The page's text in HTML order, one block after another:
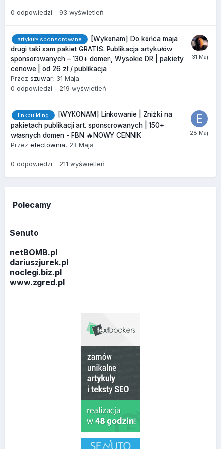
0 odpowiedzi 93 wyświetleń
artykuły sponsorowane
[Wykonam] Do końca maja
drugi taki sam pakiet GRATIS. Publikacja artykułów
sponsorowanych – 130+ domen, Wysokie DR | pakiety
cenowe | od 26 zł / publikacja
Przez szuwar, 31 Maja
0 odpowiedzi 219 wyświetleń
linkbuilding
[WYKONAM] Linkowanie | Zniżki na
pakietach publikacji art. sponsorowanych | 150+
własnych domen - PBN 🔥NOWY CENNIK
Przez efectownia, 28 Maja
0 odpowiedzi 211 wyświetleń
Polecamy
Senuto
netBOMB.pl
dariuszjurek.pl
noclegi.biz.pl
www.zgred.pl